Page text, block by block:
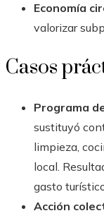
Economía
valorizar
Casos
Programa
sustituyó
limpieza,
local.
gasto
Acción